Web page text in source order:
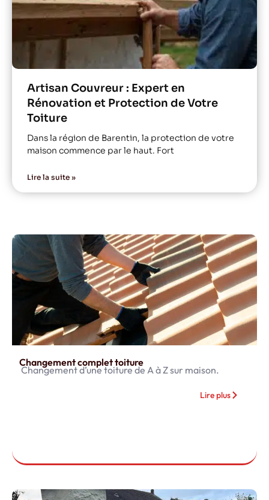
Artisan Couvreur : Expert en
Rénovation et Protection de Votre
Toiture
Dans la région de Barentin, la protection de votre
maison commence par le haut. Fort
Lire la suite »
Changement complet toiture
Changement d’une toiture de A à Z sur maison.
Lire plus